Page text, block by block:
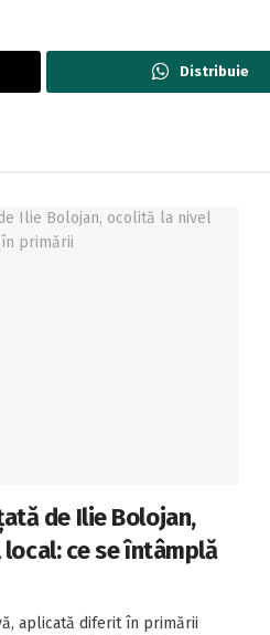
Distribuie
de Ilie Bolojan,
ce se întâmplă
aplicată diferit în primării